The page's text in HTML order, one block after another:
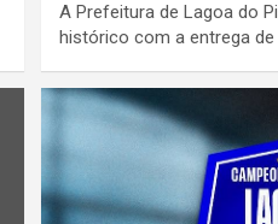
A Prefeitura de Lagoa do
histórico com a entrega